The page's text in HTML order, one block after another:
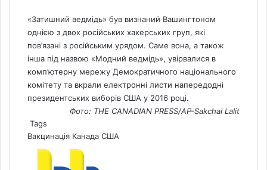
«Затишний ведмідь» був визнаний Вашингтоном
однією з двох російських хакерських груп, які
пов’язані з російським урядом. Саме вона, а також
інша під назвою «Модний ведмідь», увірвалися в
комп’ютерну мережу Демократичного національного
комітету та вкрали електронні листи напередодні
президентських виборів США у 2016 році.
Фото: THE CANADIAN PRESS/AP-Sakchai Lalit
Tags
Вакцинація Канада США